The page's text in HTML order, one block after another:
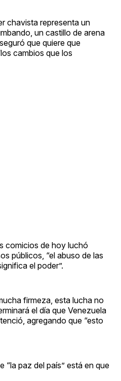
chavista representa un
un castillo de arena
que quiere que
cambios que los
comicios de hoy luchó
públicos, “el abuso de las
el poder”.
firmeza, esta lucha no
el día que Venezuela
agregando que “esto
“la paz del país” está en que